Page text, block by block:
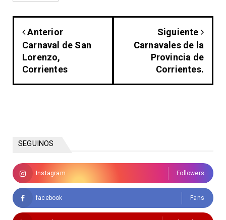
Anterior
Carnaval de San
Lorenzo,
Corrientes
Siguiente
Carnavales de la
Provincia de
Corrientes.
SEGUINOS
Instagram Followers
facebook Fans